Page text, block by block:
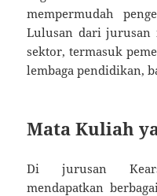
mempermudah
Lulusan dari jurusan
sektor, termasuk
lembaga pendidikan,
Mata Kuliah
Di jurusan
mendapatkan